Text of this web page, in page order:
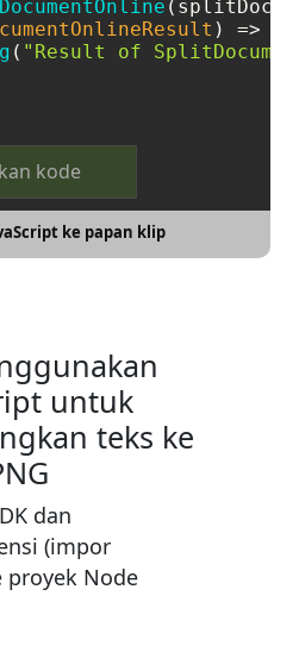
) =>
( "Result of
kode
ke papan klip
untuk
teks ke
dan
(impor
proyek Node